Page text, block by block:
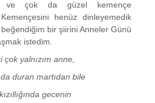
ve çok da güzel kemençe
henüz dinleyemedik
bir şiirini Anneler Günü
istedim.
çok yalnızım anne,
duran martıdan bile
gecenin